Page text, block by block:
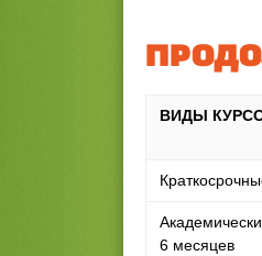
ВИДЫ
6 месяцев